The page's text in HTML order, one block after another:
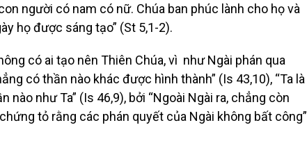
người có nam có nữ. Chúa ban phúc lành cho họ và
họ được sáng tạo” (St 5,1-2).
có ai tạo nên Thiên Chúa, vì như Ngài phán qua
có thần nào khác được hình thành” (Is 43,10), “Ta là
nào như Ta” (Is 46,9), bởi “Ngoài Ngài ra, chẳng còn
tỏ rằng các phán quyết của Ngài không bất công”